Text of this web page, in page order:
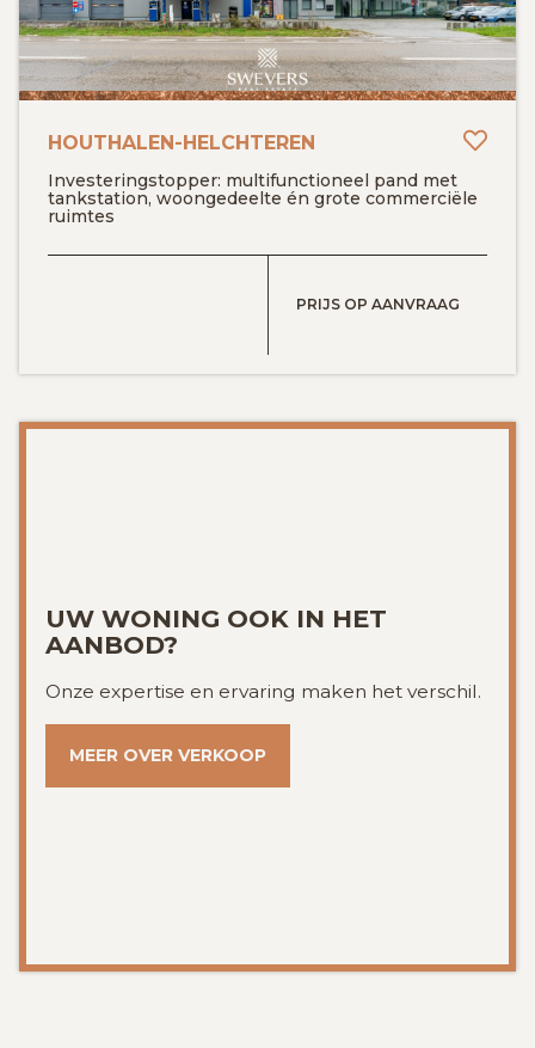
HUIZEN ALERT CONTACT
GRATIS SCHATTING
HOUTHALEN-HELCHTEREN
Investeringstopper: multifunctioneel pand met
tankstation, woongedeelte én grote commerciële
ruimtes
PRIJS OP AANVRAAG
BEKIJK DETAILS
UW WONING OOK IN HET
AANBOD?
Onze expertise en ervaring maken het verschil.
MEER OVER VERKOOP